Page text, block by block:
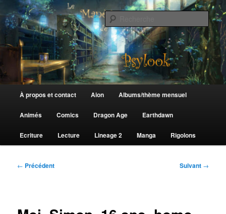
au
contenu
principalLe Manège de Psylook
principal
À propos et contact Aion Albums/thème mensuel
Animés Comics Dragon Age Earthdawn
Ecriture Lecture Lineage 2 Manga Rigolons
Navigation
← Précédent Suivant →